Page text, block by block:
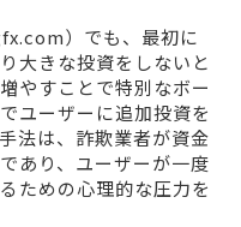
）でも、最初に
大きな投資をしないと
やすことで特別なボー
ユーザーに追加投資を
法は、詐欺業者が資金
あり、ユーザーが一度
ための心理的な圧力を